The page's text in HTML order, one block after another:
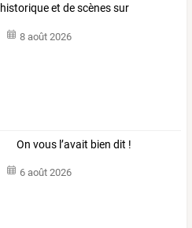
historique et de scènes sur
8 août 2026
On vous l’avait bien dit !
6 août 2026